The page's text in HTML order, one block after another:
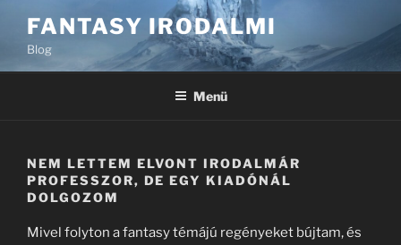
FANTASY IRODALMI
Blog
Menü
NEM LETTEM ELVONT IRODALMÁR
PROFESSZOR, DE EGY KIADÓNÁL
DOLGOZOM
Mivel folyton a fantasy témájú regényeket bújtam, és